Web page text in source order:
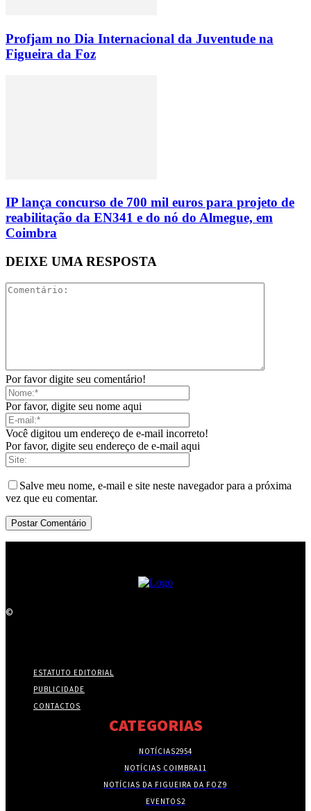
Profjam no Dia Internacional da Juventude na
Figueira da Foz
IP lança concurso de 700 mil euros para projeto de
reabilitação da EN341 e do nó do Almegue, em
Coimbra
DEIXE UMA RESPOSTA
Por favor digite seu comentário!
Por favor, digite seu nome aqui
Você digitou um endereço de e-mail incorreto!
Por favor, digite seu endereço de e-mail aqui
Salve meu nome, e-mail e site neste navegador para a próxima
vez que eu comentar.
©
ESTATUTO EDITORIAL
PUBLICIDADE
CONTACTOS
CATEGORIAS
NOTÍCIAS2954
NOTÍCIAS COIMBRA11
NOTÍCIAS DA FIGUEIRA DA FOZ9
EVENTOS2